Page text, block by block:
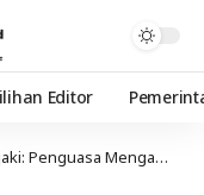
Editor
Semua Tanpa Pernah Menghargai Pengorbanan Rakyat